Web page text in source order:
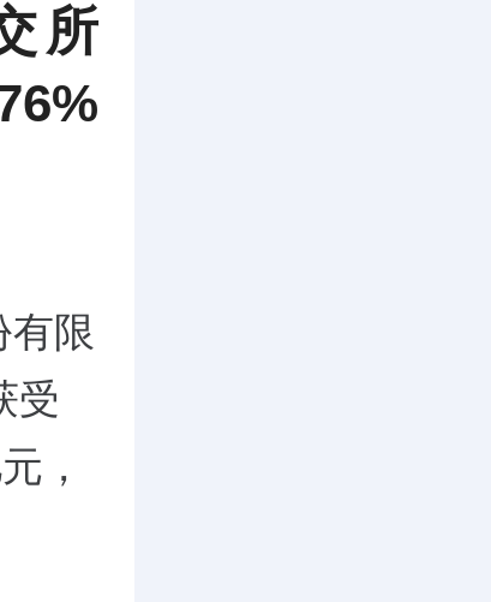
所
有限
受
，